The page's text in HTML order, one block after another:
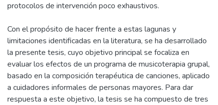
protocolos de intervención poco exhaustivos.
Con el propósito de hacer frente a estas lagunas y
limitaciones identificadas en la literatura, se ha desarrollado
la presente tesis, cuyo objetivo principal se focaliza en
evaluar los efectos de un programa de musicoterapia grupal,
basado en la composición terapéutica de canciones, aplicado
a cuidadores informales de personas mayores. Para dar
respuesta a este objetivo, la tesis se ha compuesto de tres